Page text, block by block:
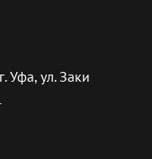
Уфа, ул. Заки